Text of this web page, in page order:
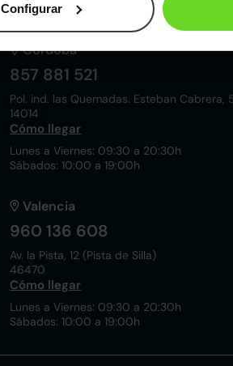
Configurar
Córdoba
857 881 521
Pol. ind. las Quemadas. Esteban Cabrera,
14014
Cómo llegar
Lunes a Viernes: 09:30 a 20:30h
Sábados: 10:00 a 19:00h
Valencia
960 136 608
Av. la Pista, 12 (Pista de Silla)
46470
Cómo llegar
Lunes a Viernes: 09:30 a 20:30h
Sábados: 10:00 a 19:00h